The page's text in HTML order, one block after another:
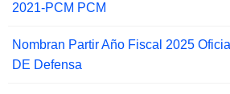
2021-PCM PCM
Nombran Partir Año Fiscal 2025
DE Defensa